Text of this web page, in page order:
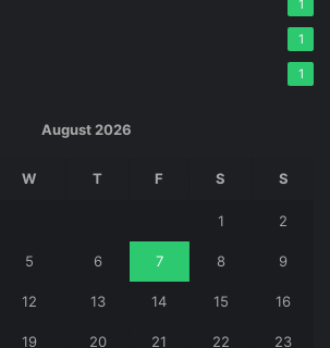
1
1
1
August 2026
W T F S S
1 2
5 6 7 8 9
12 13 14 15 16
19 20 21 22 23